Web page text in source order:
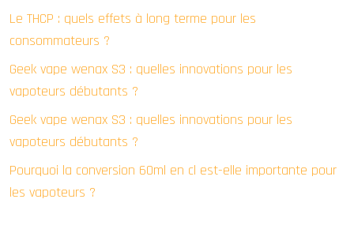
Le THCP : quels effets à long terme pour les
consommateurs ?
Geek vape wenax S3 : quelles innovations pour les
vapoteurs débutants ?
Geek vape wenax S3 : quelles innovations pour les
vapoteurs débutants ?
Pourquoi la conversion 60ml en cl est-elle importante pour
les vapoteurs ?